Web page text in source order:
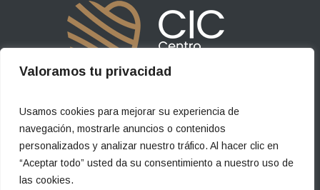
Valoramos tu privacidad
Usamos cookies para mejorar su experiencia de
navegación, mostrarle anuncios o contenidos
personalizados y analizar nuestro tráfico. Al hacer clic en
“Aceptar todo” usted da su consentimiento a nuestro uso de
las cookies.
Centro Implatológico del Cibao © 2023 / Santiago R.D.